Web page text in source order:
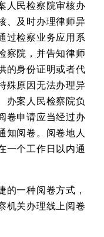
人民检察院审核办
、及时办理律师异
过检察业务应用系
察院，并告知律师
的身份证明或者代
殊原因无法办理异
办案人民检察院负
卷申请应当经过办
知阅卷。阅卷地人
一个工作日以内通
一种阅卷方式，
机关办理线上阅卷